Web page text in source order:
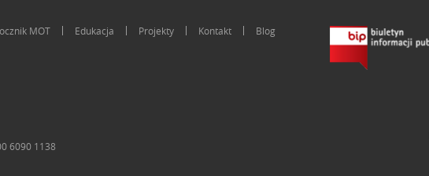
MOT Edukacja Projekty Kontakt Blog
6090 1138